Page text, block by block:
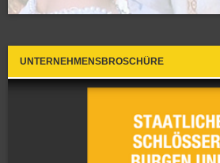
UNTERNEHMENSBROSCHÜRE